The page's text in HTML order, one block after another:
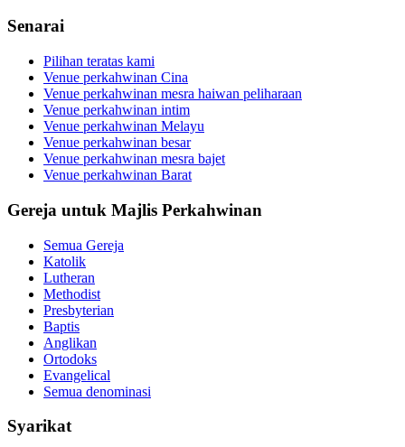
Senarai
Pilihan teratas kami
Venue perkahwinan Cina
Venue perkahwinan mesra haiwan peliharaan
Venue perkahwinan intim
Venue perkahwinan Melayu
Venue perkahwinan besar
Venue perkahwinan mesra bajet
Venue perkahwinan Barat
Gereja untuk Majlis Perkahwinan
Semua Gereja
Katolik
Lutheran
Methodist
Presbyterian
Baptis
Anglikan
Ortodoks
Evangelical
Semua denominasi
Syarikat